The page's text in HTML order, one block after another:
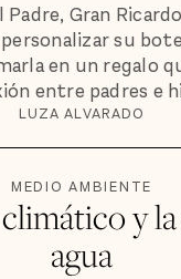
Padre, Gran
su
en un regalo
entre padres e
LUZA ALVARADO
MEDIO AMBIENTE
y
agua